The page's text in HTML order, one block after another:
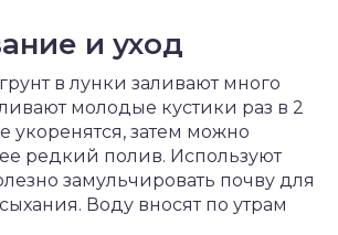
и уход
в лунки заливают много
молодые кустики раз в 2
укоренятся, затем можно
редкий полив. Используют
замульчировать почву для
Воду вносят по утрам